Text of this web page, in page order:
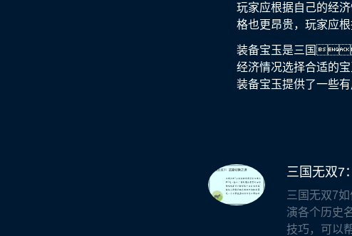
玩家应根据自己的经
格也更昂贵，玩家应
装备宝玉是三国
经济情况选择合适的
装备宝玉提供了一些有
三国无双7
三国无双7
演各个历史
技巧，可以